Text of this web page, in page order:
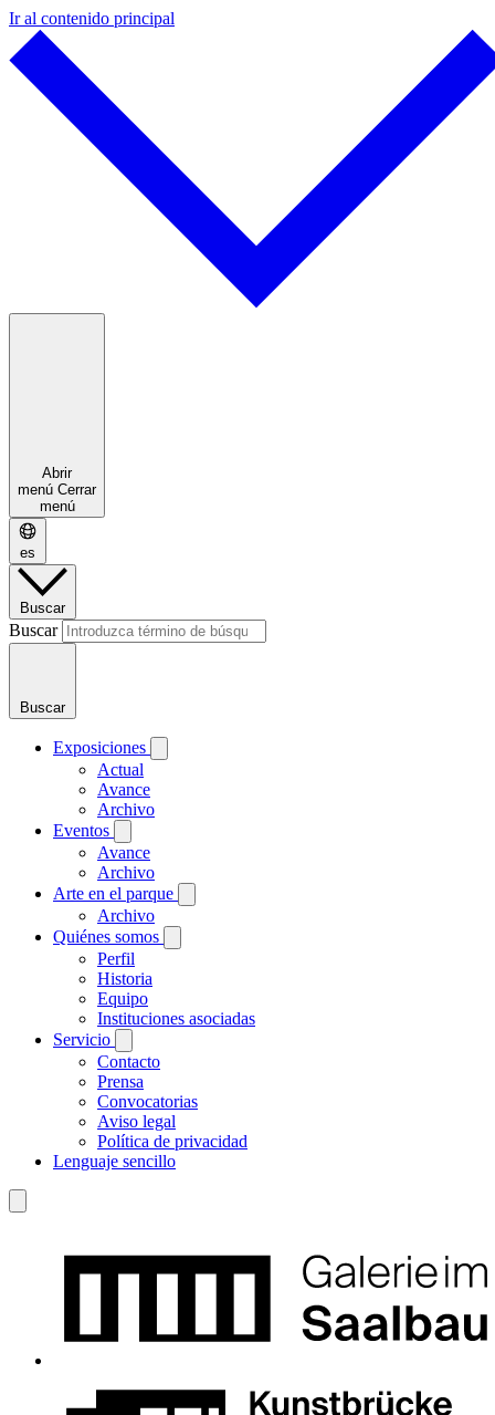
Ir al contenido principal
Abrir
menú Cerrar
menú
es
Buscar
Buscar
Buscar
Exposiciones
Actual
Avance
Archivo
Eventos
Avance
Archivo
Arte en el parque
Archivo
Quiénes somos
Perfil
Historia
Equipo
Instituciones asociadas
Servicio
Contacto
Prensa
Convocatorias
Aviso legal
Política de privacidad
Lenguaje sencillo